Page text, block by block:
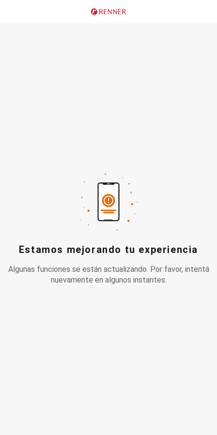
Estamos mejorando tu experiencia
Algunas funciones se están actualizando. Por favor, intentá
nuevamente en algunos instantes.